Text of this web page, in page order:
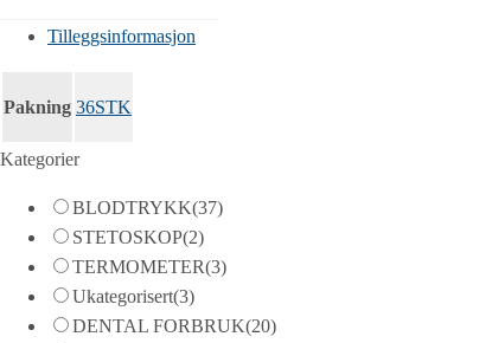
Tilleggsinformasjon
Pakning 36STK
Kategorier
BLODTRYKK(37)
STETOSKOP(2)
TERMOMETER(3)
Ukategorisert(3)
DENTAL FORBRUK(20)